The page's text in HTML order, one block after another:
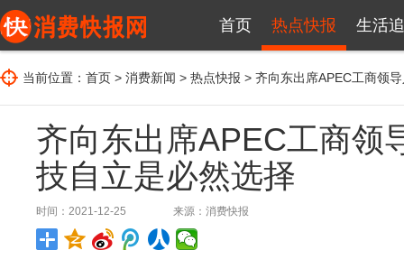
首页 热点快报 生活
当前位置： 首页 > 消费新闻 > 热点快报 > 齐向东出席APEC工商领
齐向东出席APEC工商领
技自立是必然选择
时间：2021-12-25 来源： 消费快报